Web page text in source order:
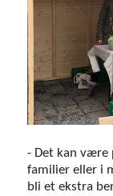
- Det kan være
familier eller i
bli et ekstra